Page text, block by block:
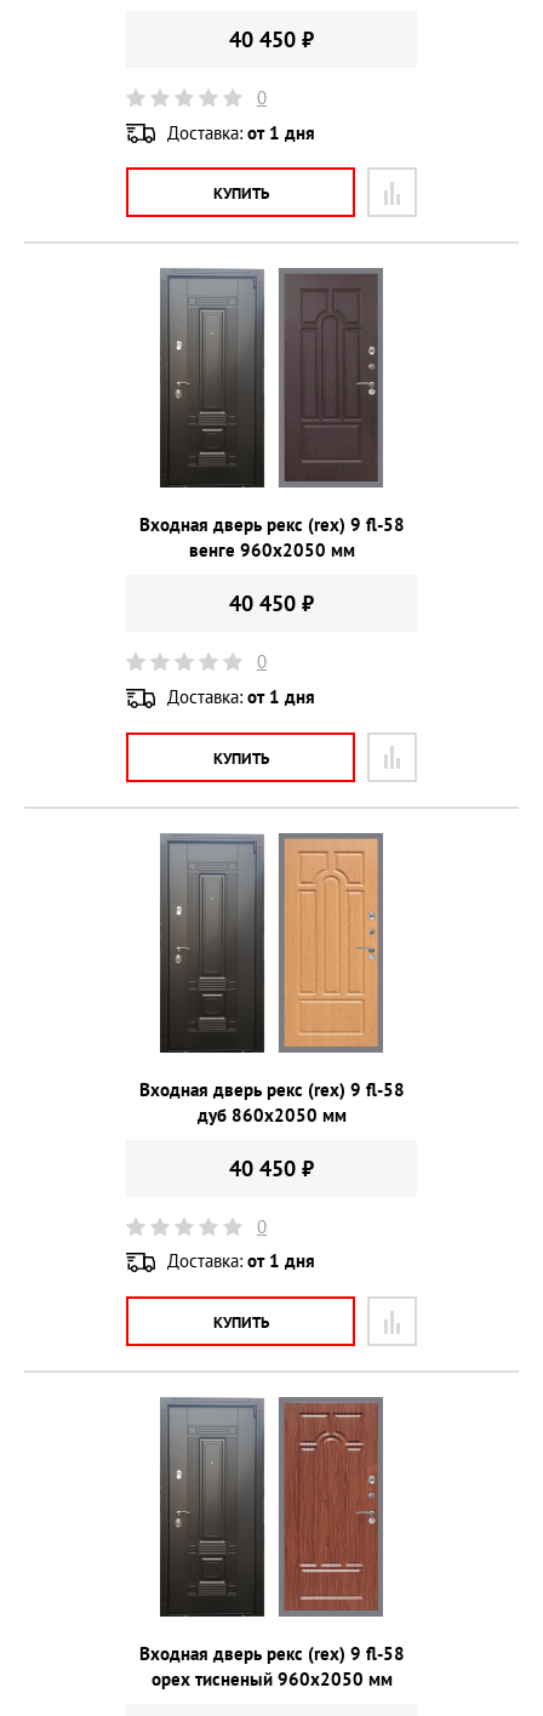
40 450 ₽
0
Доставка: от 1 дня
КУПИТЬ
Входная дверь рекс (rex) 9 fl-58
венге 960х2050 мм
40 450 ₽
0
Доставка: от 1 дня
КУПИТЬ
Входная дверь рекс (rex) 9 fl-58
дуб 860х2050 мм
40 450 ₽
0
Доставка: от 1 дня
КУПИТЬ
Входная дверь рекс (rex) 9 fl-58
орех тисненый 960х2050 мм